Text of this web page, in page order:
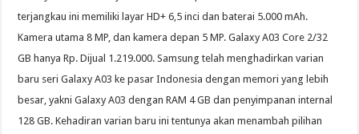
terjangkau ini memiliki layar HD+ 6,5 inci dan baterai 5.000 mAh.
Kamera utama 8 MP, dan kamera depan 5 MP. Galaxy A03 Core 2/32
GB hanya Rp. Dijual 1.219.000. Samsung telah menghadirkan varian
baru seri Galaxy A03 ke pasar Indonesia dengan memori yang lebih
besar, yakni Galaxy A03 dengan RAM 4 GB dan penyimpanan internal
128 GB. Kehadiran varian baru ini tentunya akan menambah pilihan